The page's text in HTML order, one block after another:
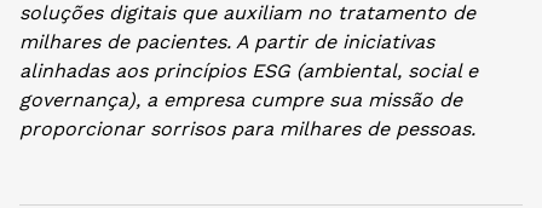
soluções digitais que auxiliam no tratamento de
milhares de pacientes. A partir de iniciativas
alinhadas aos princípios ESG (ambiental, social e
governança), a empresa cumpre sua missão de
proporcionar sorrisos para milhares de pessoas.